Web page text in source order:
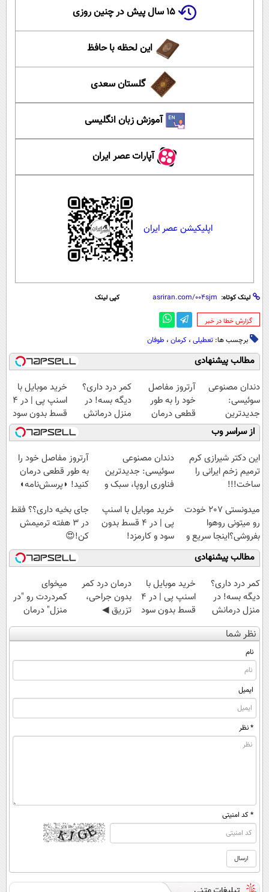
۱۵ سال پیش در چنین روزی
این لحظه با حافظ
گلستان سعدی
آموزش زبان انگلیسی
آپارات عصر ایران
اپلیکیشن عصر ایران
لینک کوتاه: کپی لینک
‌گزارش خطا در خبر
برچسب ها: تعطیلی ، کرمان ، طوفان
مطالب پیشنهادی
دندان مصنوعی
سوئیسی:
جدیدترین
فناوری اروپا،
سبک و مقاوم |
پرداخت قسطی
آرتروز مفاصل
خود را به طور
قطعی درمان
کنید!
◗پرسش‌نامه◖
کمر درد داری؟
دیگه بسه! در
منزل درمانش
کن
(◀پرسش‌نامه)
خرید موبایل با
اسنپ پی | در ۴
قسط بدون سود
و کارمزد!
از سراسر وب
این دکتر شیرازی کرم
ترمیم زخم ایرانی را
ساخت!!!
دندان مصنوعی
سوئیسی: جدیدترین
فناوری اروپا، سبک و
قسطی
آرتروز مفاصل خود را
به طور قطعی درمان
کنید! ◗پرسش‌نامه◖
میدونستی 207 خودت
رو میتونی روهوا
بفروشی؟اینجا سریع و
راحت بفروش
خرید موبایل با اسنپ
پی | در ۴ قسط بدون
سود و کارمزد!
جای بخیه داری؟؟ فقط
در 3 هفته ترمیمش
کن!😍
مطالب پیشنهادی
کمر درد داری؟
دیگه بسه! در
منزل درمانش
کن
(◀پرسش‌نامه)
خرید موبایل با
اسنپ پی | در ۴
قسط بدون سود
و کارمزد!
درمان درد کمر
بدون جراحی،
تزریق ◀
پرسش‌نامه رو پر
میخوای
کمردردت رو "در
منزل" درمان
کنی؟ (◂فیلم +
نظر شما
نام
ایمیل
* نظر
* کد امنیتی